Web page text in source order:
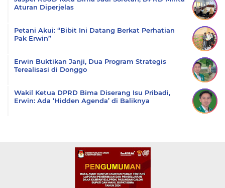
Aturan Diperjelas
Petani Akui: “Bibit Ini Datang Berkat Perhatian
Pak Erwin”
Erwin Buktikan Janji, Dua Program Strategis
Terealisasi di Donggo
Wakil Ketua DPRD Bima Diserang Isu Pribadi,
Erwin: Ada ‘Hidden Agenda’ di Baliknya